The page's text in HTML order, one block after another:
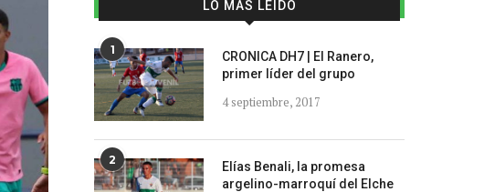
LO MÁS LEÍDO
1
CRONICA DH7 | El Ranero,
primer líder del grupo
4 septiembre, 2017
2
Elías Benali, la promesa
argelino-marroquí del Elche